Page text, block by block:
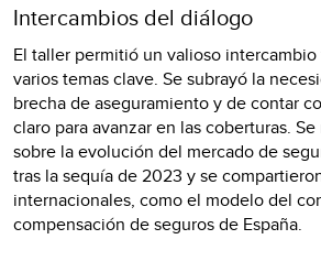
Intercambios del diálogo
El taller permitió un valioso
varios temas clave. Se subrayó la
brecha de aseguramiento y de contar
claro para avanzar en las coberturas.
sobre la evolución del mercado de
tras la sequía de 2023 y se
internacionales, como el modelo del
compensación de seguros de España.